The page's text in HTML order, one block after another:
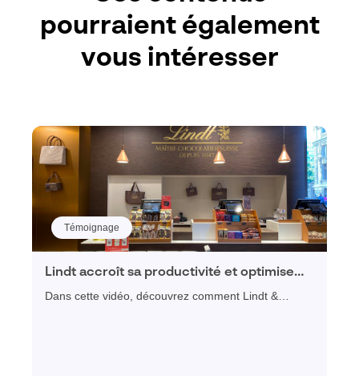
pourraient également
vous intéresser
Témoignage
Lindt accroît sa productivité et optimise
son merchandising avec Visiativ
Merchandising
Dans cette vidéo, découvrez comment Lindt &